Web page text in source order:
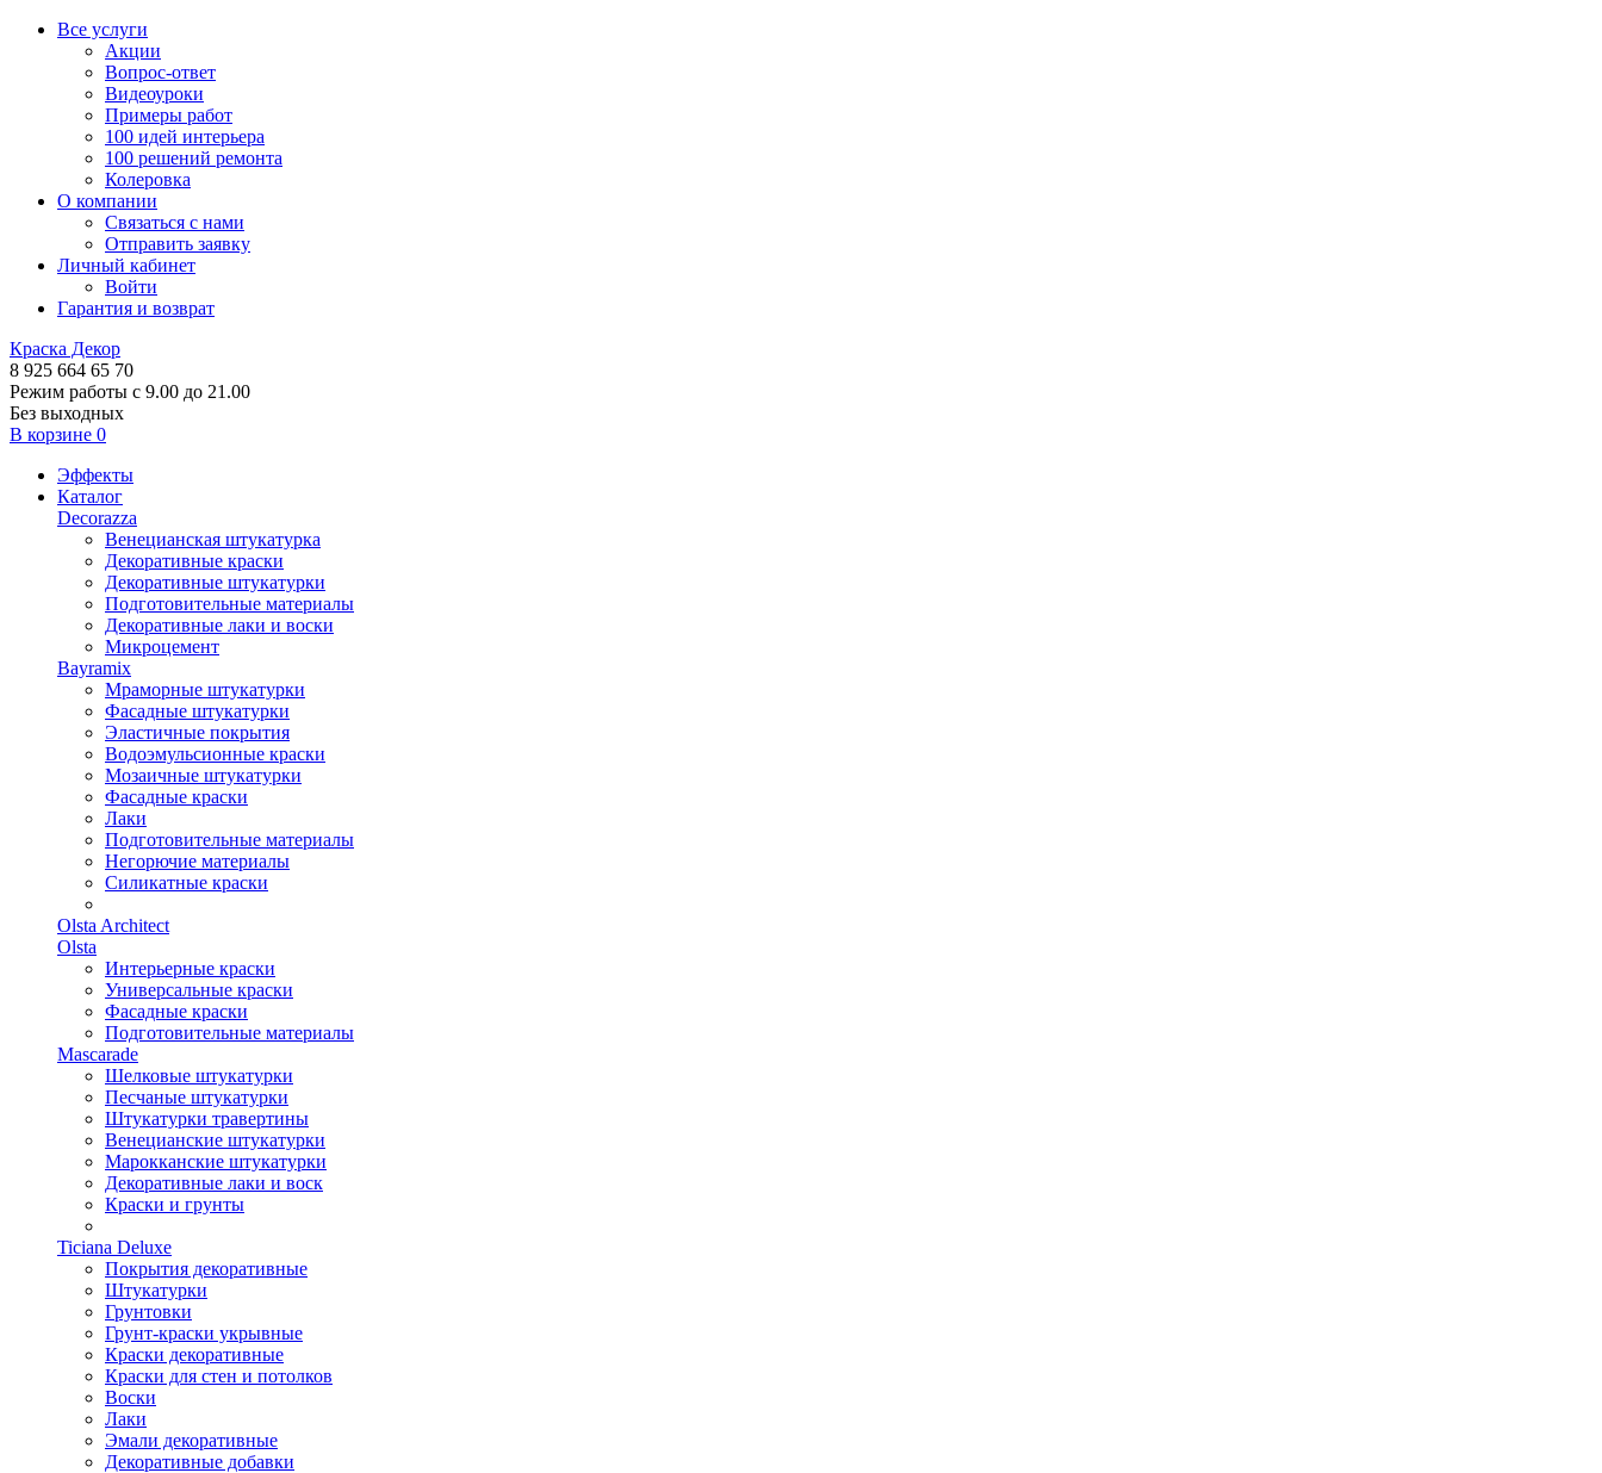
Все услуги
Акции
Вопрос-ответ
Видеоуроки
Примеры работ
100 идей интерьера
100 решений ремонта
Колеровка
О компании
Связаться с нами
Отправить заявку
Личный кабинет
Войти
Гарантия и возврат
Краска Декор
8 925 664 65 70
Режим работы с 9.00 до 21.00
Без выходных
В корзине 0
Эффекты
Каталог
Decorazza
Венецианская штукатурка
Декоративные краски
Декоративные штукатурки
Подготовительные материалы
Декоративные лаки и воски
Микроцемент
Bayramix
Мраморные штукатурки
Фасадные штукатурки
Эластичные покрытия
Водоэмульсионные краски
Мозаичные штукатурки
Фасадные краски
Лаки
Подготовительные материалы
Негорючие материалы
Силикатные краски
Olsta Architect
Olsta
Интерьерные краски
Универсальные краски
Фасадные краски
Подготовительные материалы
Mascarade
Шелковые штукатурки
Песчаные штукатурки
Штукатурки травертины
Венецианские штукатурки
Марокканские штукатурки
Декоративные лаки и воск
Краски и грунты
Ticiana Deluxe
Покрытия декоративные
Штукатурки
Грунтовки
Грунт-краски укрывные
Краски декоративные
Краски для стен и потолков
Воски
Лаки
Эмали декоративные
Декоративные добавки